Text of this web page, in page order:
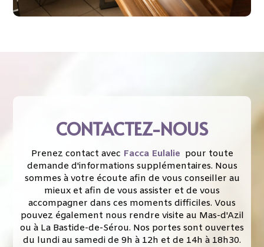
CONTACTEZ-NOUS
Prenez contact avec Facca Eulalie pour toute
demande d'informations supplémentaires. Nous
sommes à votre écoute afin de vous conseiller au
mieux et afin de vous assister et de vous
accompagner dans ces moments difficiles. Vous
pouvez également nous rendre visite au Mas-d'Azil
ou à La Bastide-de-Sérou. Nos portes sont ouvertes
du lundi au samedi de 9h à 12h et de 14h à 18h30.